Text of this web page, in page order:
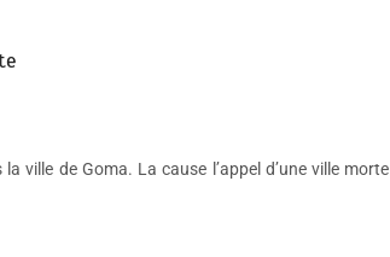
ville de Goma. La cause l’appel d’une ville morte